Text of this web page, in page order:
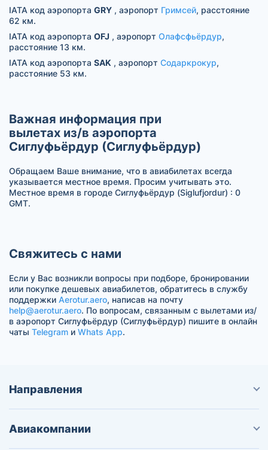
IATA код аэропорта GRY , аэропорт Гримсей, расстояние
62 км.
IATA код аэропорта OFJ , аэропорт Олафсфьёрдур,
расстояние 13 км.
IATA код аэропорта SAK , аэропорт Содаркрокур,
расстояние 53 км.
Важная информация при
вылетах из/в аэропорта
Сиглуфьёрдур (Сиглуфьёрдур)
Обращаем Ваше внимание, что в авиабилетах всегда
указывается местное время. Просим учитывать это.
Местное время в городе Сиглуфьёрдур (Siglufjordur) : 0
GMT.
Свяжитесь с нами
Если у Вас возникли вопросы при подборе, бронировании
или покупке дешевых авиабилетов, обратитесь в службу
поддержки Aerotur.aero, написав на почту
help@aerotur.aero. По вопросам, связанным с вылетами из/
в аэропорт Сиглуфьёрдур (Сиглуфьёрдур) пишите в онлайн
чаты Telegram и Whats App.
Направления
Авиакомпании